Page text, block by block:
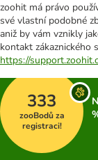
zoohit má právo
své vlastní podobné
aniž by vám vznikly
kontakt zákaznického
https://
333
zooBodů za
registraci!